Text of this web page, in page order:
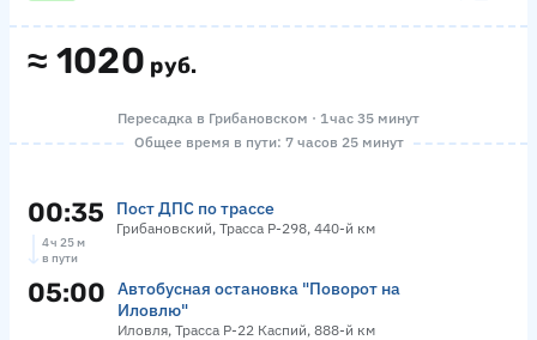
≈ 1020 руб.
Пересадка в Грибановском · 1 час 35 минут
Общее время в пути: 7 часов 25 минут
00:35 Пост ДПС по трассе
Грибановский, Трасса Р-298, 440-й км
4 ч 25 м
в пути
05:00
Автобусная остановка "Поворот на
Иловлю"
Иловля, Трасса Р-22 Каспий, 888-й км